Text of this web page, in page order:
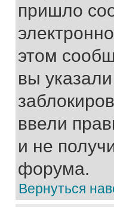
пришло
этом
вы
ввели
и не
форума.
Вернуться